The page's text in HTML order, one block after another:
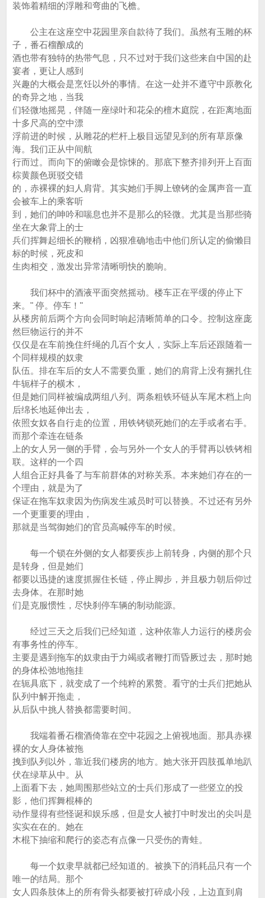
装饰着精细的浮雕和弯曲的飞檐。
公主在这座空中花园里亲自款待了我们。虽然有玉雕的杯
子，番石榴酿成的
酒也带有独特的热带气息，只不过对于我们这些来自中国的赴
宴者，更让人感到
兴趣的大概会是烹饪以外的事情。在这一处并不遵守中原教化
的奇异之地，当我
们轻微地摇晃，伴随一座绿叶和花朵的檀木庭院，在距离地面
十多尺高的空中漂
浮前进的时候，从雕花的栏杆上极目远望见到的所有草原像
海。我们正从中间航
行而过。而向下的俯瞰会是惊悚的。那底下整齐排列开上百面
棕黄颜色斑驳交错
的，赤裸裸的妇人肩背。其实她们手脚上镣铐的金属声音一直
会被车上的乘客听
到，她们的呻吟和喘息也并不是那么的轻微。尤其是当那些骑
坐在大象背上的士
兵们挥舞起细长的鞭梢，凶狠准确地击中他们所认定的偷懒目
标的时候，死皮和
生肉相交，激发出异常清晰明快的脆响。
我们杯中的酒液平面突然摇动。楼车正在平缓的停止下
来。" 停。停车！"
从楼房前后两个方向会同时响起清晰简单的口令。控制这座庞
然巨物运行的并不
仅仅是在车前挽住纤绳的几百个女人，实际上车后还跟随着一
个同样规模的奴隶
队伍。排在车后的女人不需要负重，她们的肩背上没有捆扎住
牛轭样子的横木，
但是她们同样被编成两组八列。两条粗铁环链从车尾木档上向
后绵长地延伸出去，
依照女奴各自行走的位置，用铁铐锁死她们的左手或者右手。
而那个牵连在链条
上的女人另一侧的手臂，会与另外一个女人的手臂再以铁铐相
联。这样的一个四
人组合正好具备了与车前群体的对称关系。本来她们存在的一
个理由，就是为了
保证在拖车奴隶因为伤病发生减员时可以替换。不过还有另外
一个更重要的理由，
那就是当驾御她们的官员高喊停车的时候。
每一个锁在外侧的女人都要疾步上前转身，内侧的那个只
是转身，但是她们
都要以迅捷的速度抓握住长链，停止脚步，并且极力朝后仰过
去身体。在那时她
们是克服惯性，尽快刹停车辆的制动能源。
经过三天之后我们已经知道，这种依靠人力运行的楼房会
有事务性的停车。
主要是遇到拖车的奴隶由于力竭或者鞭打而昏厥过去，那时她
的身体松弛地拖挂
在轭具底下，就变成了一个纯粹的累赘。看守的士兵们把她从
队列中解开拖走，
从后队中挑人替换都需要时间。
我端着番石榴酒倚靠在空中花园之上俯视地面。那具赤裸
裸的女人身体被拖
拽到队列以外，靠近我们楼房的地方。她大张开四肢孤单地趴
伏在绿草从中。从
上面看下去，她周围那些站立的士兵们形成了一些竖立的投
影，他们挥舞棍棒的
动作显得有些怪诞和娱乐感，但是女人被打中时发出的尖叫是
实实在在的。她在
木棍下抽缩和爬行的姿态有点像一只受伤的青蛙。
每一个奴隶早就都已经知道的。被换下的消耗品只有一个
唯一的结局。那个
女人四条肢体上的所有骨头都要被打碎成小段，上边直到肩